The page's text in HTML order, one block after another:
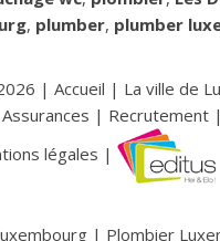
, plumber, plumber
| Accueil | La ville de
Assurances | Recrutement|
légales |
| Plombier